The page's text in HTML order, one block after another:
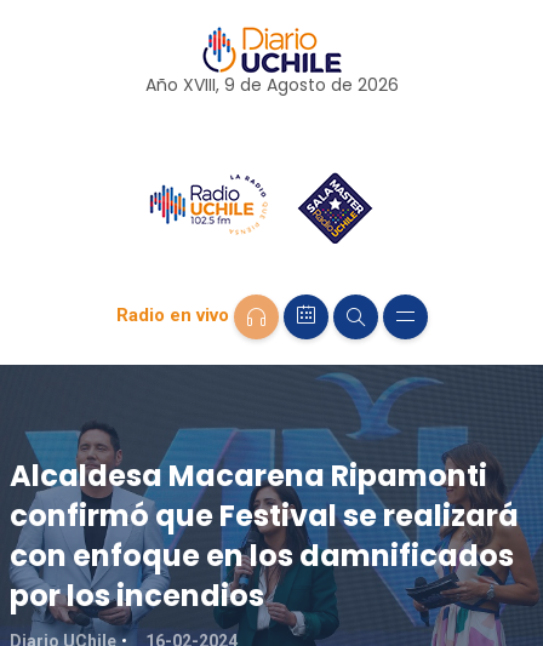
Año XVIII, 9 de Agosto de 2026
Radio en vivo
Alcaldesa Macarena Ripamonti
confirmó que Festival se realizará
con enfoque en los damnificados
por los incendios
Diario UChile 16-02-2024